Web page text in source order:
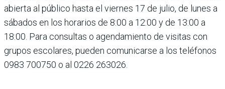
abierta al público hasta el viernes 17 de julio, de lunes a
sábados en los horarios de 8:00 a 12:00 y de 13:00 a
18:00. Para consultas o agendamiento de visitas con
grupos escolares, pueden comunicarse a los teléfonos
0983 700750 o al 0226 263026.